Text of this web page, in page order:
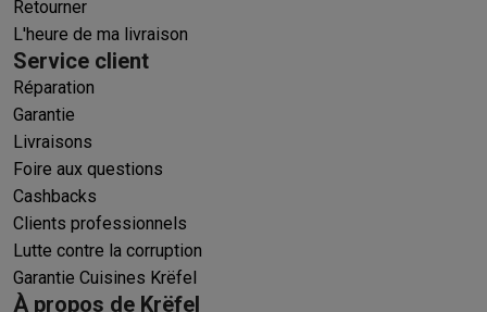
Retourner
L'heure de ma livraison
Service client
Réparation
Garantie
Livraisons
Foire aux questions
Cashbacks
Clients professionnels
Lutte contre la corruption
Garantie Cuisines Krëfel
À propos de Krëfel